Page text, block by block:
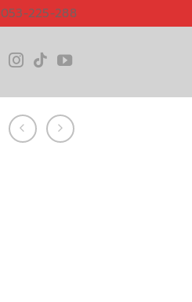
053-225-288